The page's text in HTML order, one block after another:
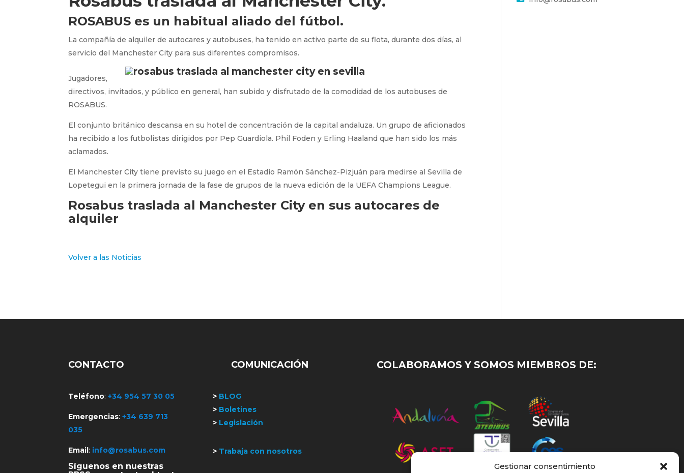
Gestionar consentimiento
ROSABUS es un habitual aliado del fútbol.
La compañía de alquiler de autocares y autobuses, ha tenido en activo parte de su flota, durante dos días, al
servicio del Manchester City para sus diferentes compromisos.
Jugadores,
directivos, invitados, y público en general, han subido y disfrutado de la comodidad de los autobuses de
ROSABUS.
El conjunto británico descansa en su hotel de concentración de la capital andaluza. Un grupo de aficionados
ha recibido a los futbolistas dirigidos por Pep Guardiola. Phil Foden y Erling Haaland que han sido los más
aclamados.
El Manchester City tiene previsto su juego en el Estadio Ramón Sánchez-Pizjuán para medirse al Sevilla de
Lopetegui en la primera jornada de la fase de grupos de la nueva edición de la UEFA Champions League.
Rosabus traslada al Manchester City en sus autocares de
alquiler
Volver a las Noticias
CONTACTO
Teléfono:+34 954 57 30 05
Emergencias:+34 639 713
035
Email: info@rosabus.com
Síguenos en nuestras
COMUNICACIÓN
>BLOG
>Boletines
>Legislación
>Trabaja con nosotros
COLABORAMOS Y SOMOS MIEMBROS DE: